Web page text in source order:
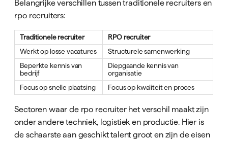
Belangrijke verschillen tussen traditionele recruiters en
rpo recruiters:
Traditionele recruiter
RPO recruiter
Werkt op losse vacatures
Structurele samenwerking
Beperkte kennis van
bedrijf
Diepgaande kennis van
organisatie
Focus op snelle plaatsing
Focus op kwaliteit en proces
Sectoren waar de rpo recruiter het verschil maakt zijn
onder andere techniek, logistiek en productie. Hier is
de schaarste aan geschikt talent groot en zijn de eisen